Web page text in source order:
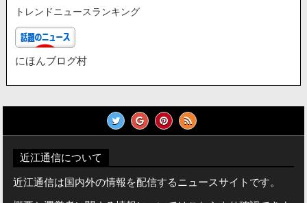
トレンドニュースランキング
にほんブログ村
近江通信について
近江通信は国内外の情報を配信するニュースサイトです。